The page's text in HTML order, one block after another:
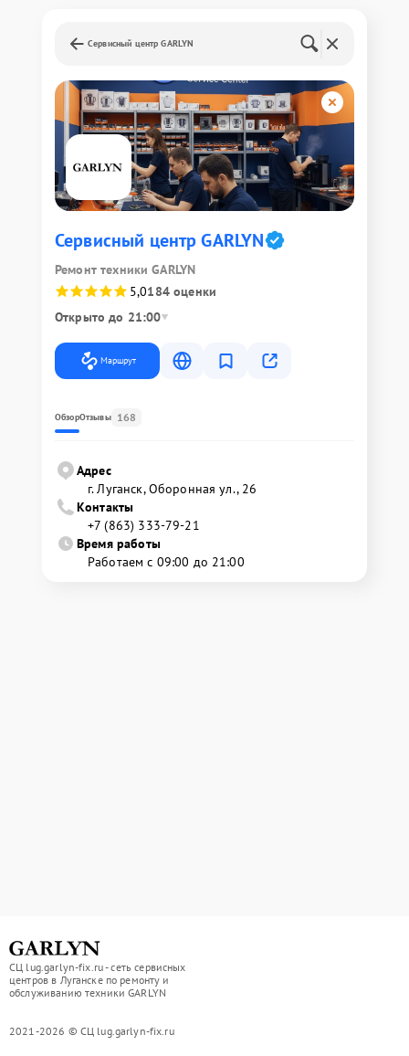
Сервисный центр GARLYN
Сервисный центр GARLYN
Ремонт техники GARLYN
5,0184 оценки
Открыто до 21:00
Маршрут
ОбзорОтзывы 168
Адрес
г. Луганск, Оборонная ул., 26
Контакты
+7 (863) 333-79-21
Время работы
Работаем с 09:00 до 21:00
СЦ lug.garlyn-fix.ru - сеть сервисных
центров в Луганске по ремонту и
обслуживанию техники GARLYN
2021-2026 © СЦ lug.garlyn-fix.ru